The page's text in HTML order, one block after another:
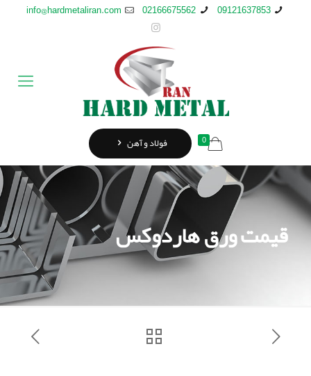
09121637853
02166675562
info@hardmetaliran.com
0 فولاد و آهن
قیمت ورق هاردوکس